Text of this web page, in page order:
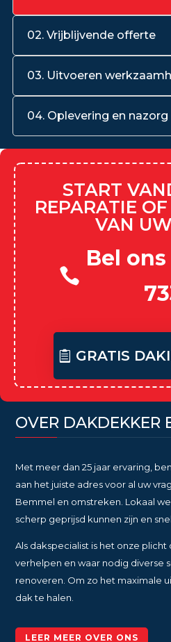
02. Vrijblijvende offerte
03. Uitvoeren
04. Oplevering en nazorg
START
REPARATIE
VAN
Bel ons
GRATIS
OVER DAKDEKKER
Met meer dan 25 jaar ervaring,
aan het juiste adres voor al uw
Bemmel en omstreken. Lokaal
scherp geprijsd kunnen zijn en
Als dakspecialist is het onze
verhelpen en waar nodig diverse
renoveren. Om zo het maximale
dak te halen.
LEER MEER OVER ONS